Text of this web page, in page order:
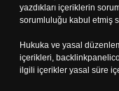
yazdıkları içeriklerin
sorumluluğu kabul etmiş
Hukuka ve yasal
içerikleri,
ilgili içerikler yasal süre